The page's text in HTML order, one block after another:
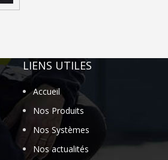
LIENS UTILES
Accueil
Nos Produits
Nos Systèmes
Nos actualités